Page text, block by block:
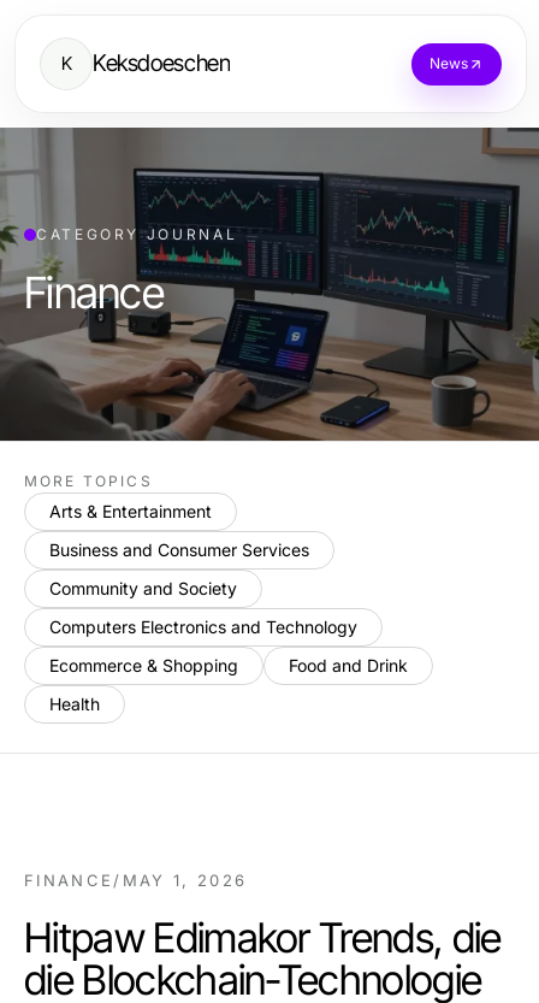
K Keksdoeschen News
CATEGORY JOURNAL
Finance
MORE TOPICS
Arts & Entertainment
Business and Consumer Services
Community and Society
Computers Electronics and Technology
Ecommerce & Shopping
Food and Drink
Health
FINANCE / MAY 1, 2026
Hitpaw Edimakor Trends, die
die Blockchain-Technologie